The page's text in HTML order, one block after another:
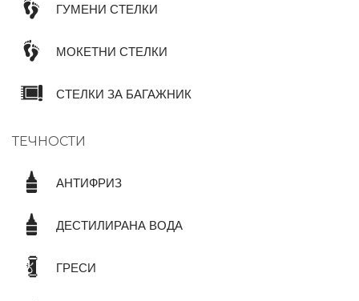
ГУМЕНИ СТЕЛКИ
МОКЕТНИ СТЕЛКИ
СТЕЛКИ ЗА БАГАЖНИК
ТЕЧНОСТИ
АНТИФРИЗ
ДЕСТИЛИРАНА ВОДА
ГРЕСИ